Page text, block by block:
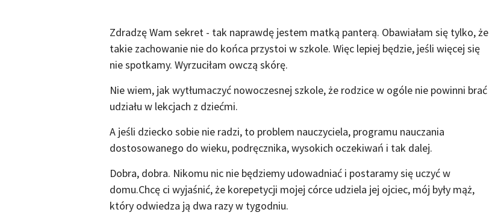
Zdradzę Wam sekret - tak naprawdę jestem matką panterą. Obawiałam się tylko, że
takie zachowanie nie do końca przystoi w szkole. Więc lepiej będzie, jeśli więcej się
nie spotkamy. Wyrzuciłam owczą skórę.
Nie wiem, jak wytłumaczyć nowoczesnej szkole, że rodzice w ogóle nie powinni brać
udziału w lekcjach z dziećmi.
A jeśli dziecko sobie nie radzi, to problem nauczyciela, programu nauczania
dostosowanego do wieku, podręcznika, wysokich oczekiwań i tak dalej.
Dobra, dobra. Nikomu nic nie będziemy udowadniać i postaramy się uczyć w
domu.Chcę ci wyjaśnić, że korepetycji mojej córce udziela jej ojciec, mój były mąż,
który odwiedza ją dwa razy w tygodniu.